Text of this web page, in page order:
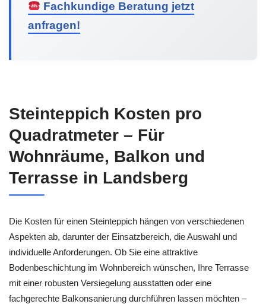
Fachkundige Beratung jetzt
anfragen!
Steinteppich Kosten pro
Quadratmeter – Für
Wohnräume, Balkon und
Terrasse in Landsberg
Die Kosten für einen Steinteppich hängen von verschiedenen
Aspekten ab, darunter der Einsatzbereich, die Auswahl und
individuelle Anforderungen. Ob Sie eine attraktive
Bodenbeschichtung im Wohnbereich wünschen, Ihre Terrasse
mit einer robusten Versiegelung ausstatten oder eine
fachgerechte Balkonsanierung durchführen lassen möchten –